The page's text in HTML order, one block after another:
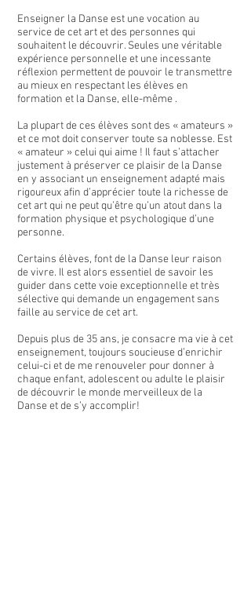
Enseigner la Danse est une vocation au
service de cet art et des personnes qui
souhaitent le découvrir. Seules une véritable
expérience personnelle et une incessante
réflexion permettent de pouvoir le transmettre
au mieux en respectant les élèves en
formation et la Danse, elle-même .
La plupart de ces élèves sont des « amateurs »
et ce mot doit conserver toute sa noblesse. Est
« amateur » celui qui aime ! Il faut s’attacher
justement à préserver ce plaisir de la Danse
en y associant un enseignement adapté mais
rigoureux afin d’apprécier toute la richesse de
cet art qui ne peut qu’être qu’un atout dans la
formation physique et psychologique d’une
personne.
Certains élèves, font de la Danse leur raison
de vivre. Il est alors essentiel de savoir les
guider dans cette voie exceptionnelle et très
sélective qui demande un engagement sans
faille au service de cet art.
Depuis plus de 35 ans, je consacre ma vie à cet
enseignement, toujours soucieuse d’enrichir
celui-ci et de me renouveler pour donner à
chaque enfant, adolescent ou adulte le plaisir
de découvrir le monde merveilleux de la
Danse et de s’y accomplir!